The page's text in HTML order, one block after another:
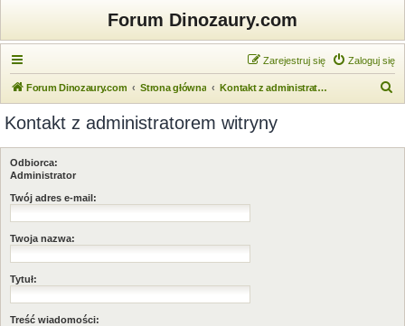
Forum Dinozaury.com
Zaloguj się
Zarejestruj się
Forum Dinozaury.com Strona główna Kontakt z administratorem witryny
k
Kontakt z administratorem witryny
Odbiorca:
Administrator
Twój adres e-mail:
Twoja nazwa:
Tytuł:
Treść wiadomości: